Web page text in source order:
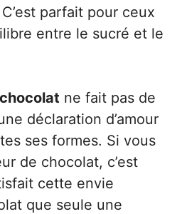
parfait pour ceux
entre le sucré et le
ne fait pas de
déclaration d’amour
ses formes. Si vous
de chocolat, c’est
cette envie
que seule une